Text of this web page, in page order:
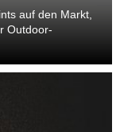
auf den Markt,
Outdoor-